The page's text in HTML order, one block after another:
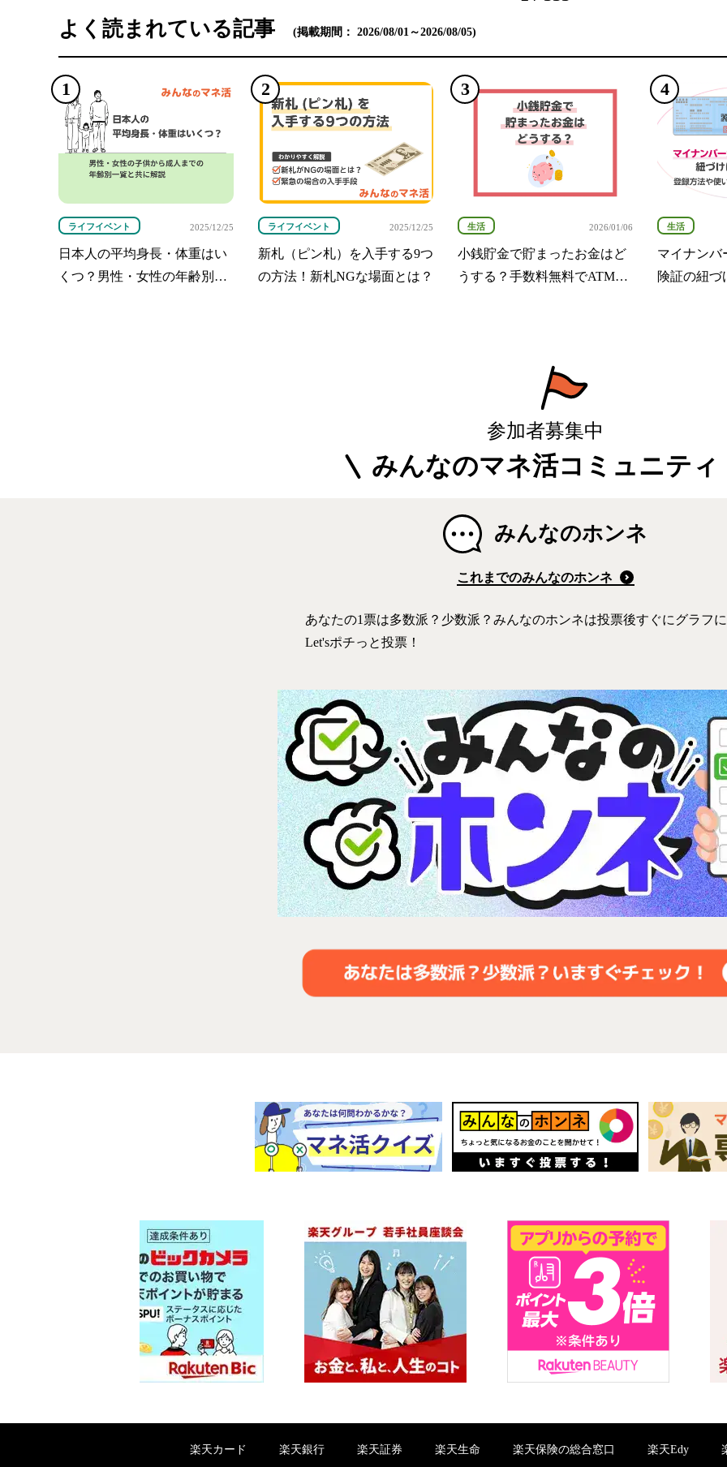
よく読まれている記事 (掲載期間： 2026/08/01～2026/08/05)
ライフイベント 2025/12/25
日本人の平均身長・体重はい
くつ？男性・女性の年齢別一
ライフイベント 2025/12/25
新札（ピン札）を入手する9つ
の方法！新札NGな場面とは？
生活 2026/01/06
小銭貯金で貯まったお金はど
うする？手数料無料でATMに
生活
マイナンバ
険証の紐づ
参加者募集中
みんなのマネ活コミュニティ
みんなのホンネ
これまでのみんなのホンネ
あなたの1票は多数派？少数派？みんなのホンネは投票後すぐにグラフ
Let'sポチっと投票！
楽天カード 楽天銀行 楽天証券 楽天生命 楽天保険の総合窓口 楽天Edy